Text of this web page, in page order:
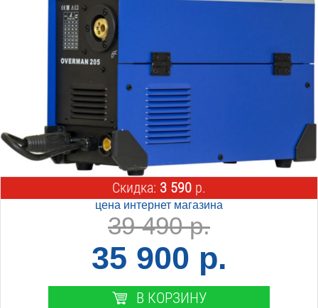
Скидка: 3 590 р.
цена интернет магазина
39 490 р.
35 900 р.
В КОРЗИНУ